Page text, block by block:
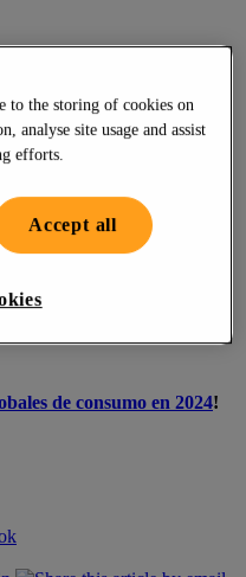
de consumo en
de consumo en 2024!
to the storing of cookies on
analyse site usage and assist
efforts.
Accept all